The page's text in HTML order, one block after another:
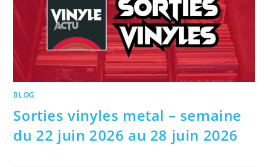
BLOG
Sorties vinyles metal – semaine
du 22 juin 2026 au 28 juin 2026